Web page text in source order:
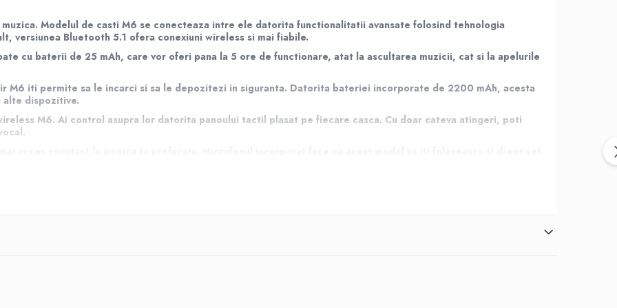
Modelul de casti M6 se conecteaza intre ele datorita functionalitatii avansate folosind tehnologia
versiunea Bluetooth 5.1 ofera conexiuni wireless si mai fiabile.
cu baterii de 25 mAh, care vor oferi pana la 5 ore de functionare, atat la ascultarea muzicii, cat si la apelurile
M6 iti permite sa le incarci si sa le depozitezi in siguranta. Datorita bateriei incorporate de 2200 mAh, acesta
alte dispozitive.
M6. Ai control asupra lor datorita panoului tactil plasat pe fiecare casca. Cu doar cateva atingeri, poti
ce conduci sau faci diverse comisioane in oras.